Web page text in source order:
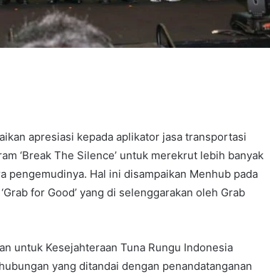
apresiasi kepada aplikator jasa transportasi
‘Break The Silence’ untuk merekrut lebih banyak
Hal ini disampaikan Menhub pada
for Good’ yang di selenggarakan oleh Grab
untuk Kesejahteraan Tuna Rungu Indonesia
yang ditandai dengan penandatanganan